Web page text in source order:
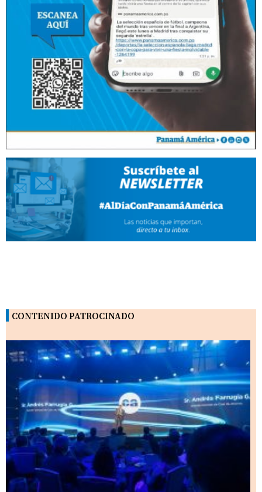
CONTENIDO PATROCINADO